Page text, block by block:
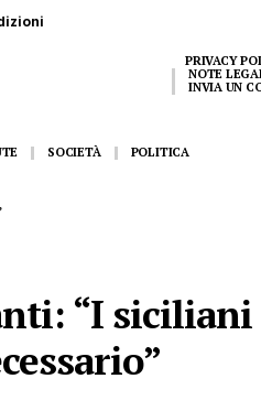
PRIVACY
NOTE
INVIA UN
SOCIETÀ POLITICA
“I siciliani